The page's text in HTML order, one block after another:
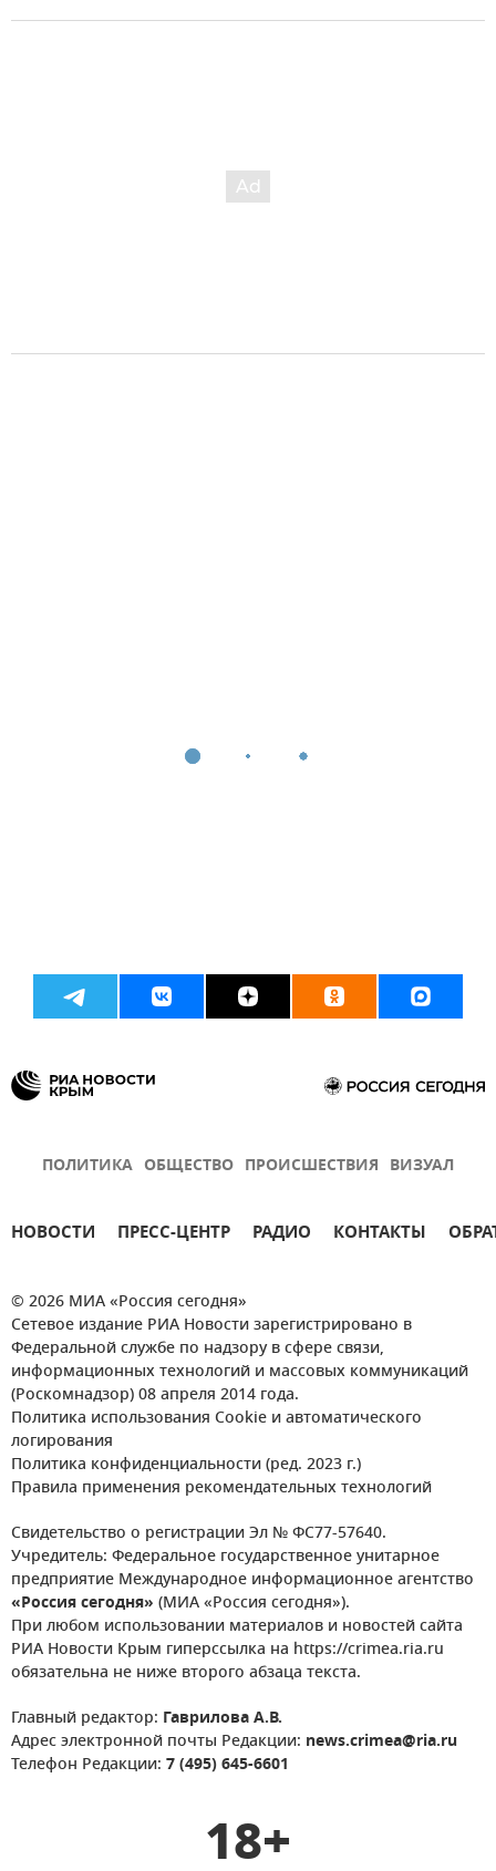
ПОЛИТИКА ОБЩЕСТВО ПРОИСШЕСТВИЯ ВИЗУАЛ
НОВОСТИ ПРЕСС-ЦЕНТР РАДИО КОНТАКТЫ
© 2026 МИА «Россия сегодня»
Сетевое издание РИА Новости зарегистрировано в
Федеральной службе по надзору в сфере связи,
информационных технологий и массовых коммуникаций
(Роскомнадзор) 08 апреля 2014 года.
Политика использования Cookie и автоматического
логирования
Политика конфиденциальности (ред. 2023 г.)
Правила применения рекомендательных технологий
Свидетельство о регистрации Эл № ФС77-57640.
Учредитель: Федеральное государственное унитарное
предприятие Международное информационное агентство
«Россия сегодня» (МИА «Россия сегодня»).
При любом использовании материалов и новостей сайта
РИА Новости Крым гиперссылка на https://crimea.ria.ru
обязательна не ниже второго абзаца текста.
Главный редактор: Гаврилова А.В.
Адрес электронной почты Редакции: news.crimea@ria.ru
Телефон Редакции: 7 (495) 645-6601
18+